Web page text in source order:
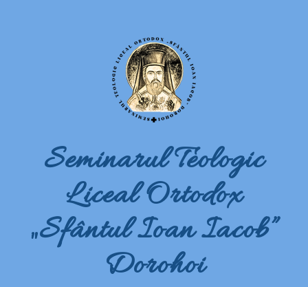
Seminarul Teologic
Liceal Ortodox
„Sfântul Ioan Iacob”
Dorohoi